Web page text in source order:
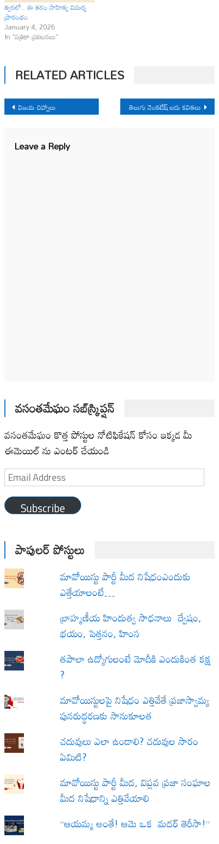
త్వరలో.. ఈ తరం సాహిత్య విమర్శ
ప్రారంభం
January 4, 2026
In "పత్రికా ప్రకటనలు"
RELATED ARTICLES
Post
navigation
విజయ చిహ్నాలు తెలుగు వెంకటేష్ ఐదు కవితలు
Leave a Reply
వసంతమేఘం సబ్‌స్క్రిప్షన్
వసంతమేఘం కొత్త పోస్టుల నోటిఫికేషన్ కోసం ఇక్కడ మీ
ఈమెయిల్ ను ఎంటర్ చేయండి
Email
Address
Subscribe
పాపులర్ పోస్టులు
మావోయిస్టు పార్టీ మీద నిషేధంఎందుకు
ఎత్తేయాలంటే…
బ్రాహ్మణీయ హిందుత్వ సాధనాలు ద్వేషం,
భయం, పెత్తనం, హింస
త‌పాలా ఉద్యోగులంటే మోదీకి ఎందుకింత కక్ష
?
మావోయిస్టులపై నిషేధం ఎత్తివేతే ప్రజాస్వామ్య
పునరుద్ధరణకు సానుకూలత
చదువులు ఎలా ఉండాలి? చదువుల సారం
ఏమిటి?
మావోయిస్టు పార్టీ మీద, విప్లవ ప్రజా సంఘాల
మీద నిషేధాన్ని ఎత్తివేయాలి
“ఆయమ్మ అంతే! ఆమె ఒక మదర్ తెరీసా!”